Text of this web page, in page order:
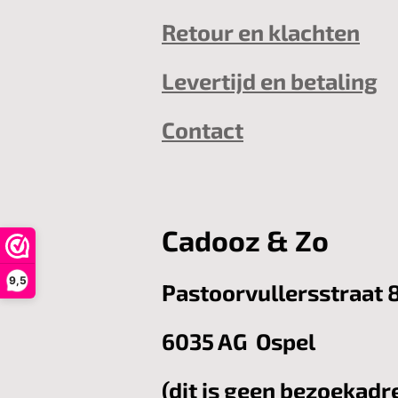
9,5
Retour en klachten
Levertijd en betaling
Contact
Cadooz & Zo
Pastoorvullersstraat
6035 AG Ospel
(dit is geen